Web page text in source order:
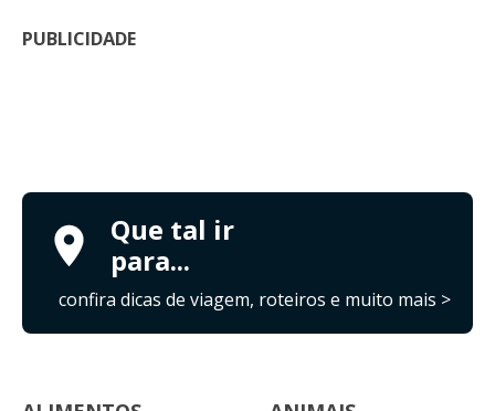
PUBLICIDADE
Que tal ir
para...
confira dicas de viagem, roteiros e muito mais >